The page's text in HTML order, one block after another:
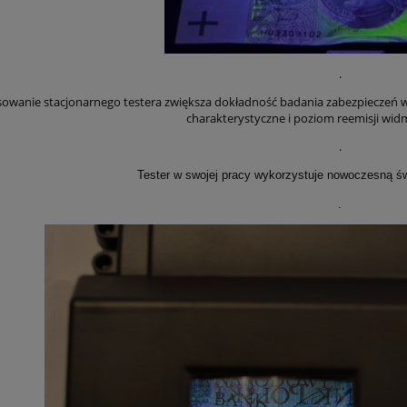
.
stacjonarnego testera zwiększa dokładność badania
charakterystyczne i poziom reemisji
.
Tester w swojej pracy wykorzystuje nowoczesną
.